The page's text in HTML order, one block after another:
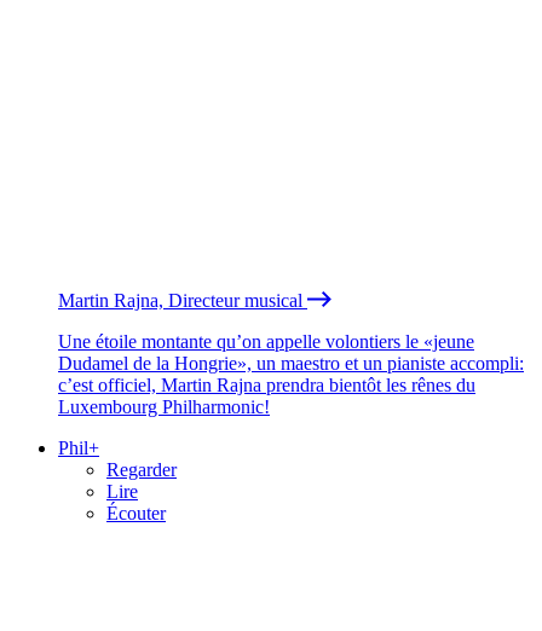
Martin Rajna, Directeur musical
Une étoile montante qu’on appelle volontiers le «jeune
Dudamel de la Hongrie», un maestro et un pianiste accompli:
c’est officiel, Martin Rajna prendra bientôt les rênes du
Luxembourg Philharmonic!
Phil+
Regarder
Lire
Écouter